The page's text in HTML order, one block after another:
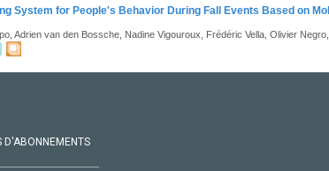
System for People's Behavior During Fall Events Based on
Adrien van den Bossche, Nadine Vigouroux, Frédéric Vella, Olivier
D'ABONNEMENTS